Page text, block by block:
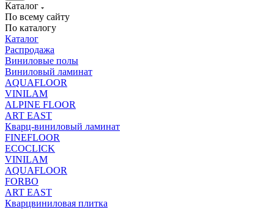
Каталог
По всему сайту
По каталогу
Каталог
Распродажа
Виниловые полы
Виниловый ламинат
AQUAFLOOR
VINILAM
ALPINE FLOOR
ART EAST
Кварц-виниловый ламинат
FINEFLOOR
ECOCLICK
VINILAM
AQUAFLOOR
FORBO
ART EAST
Кварцвиниловая плитка